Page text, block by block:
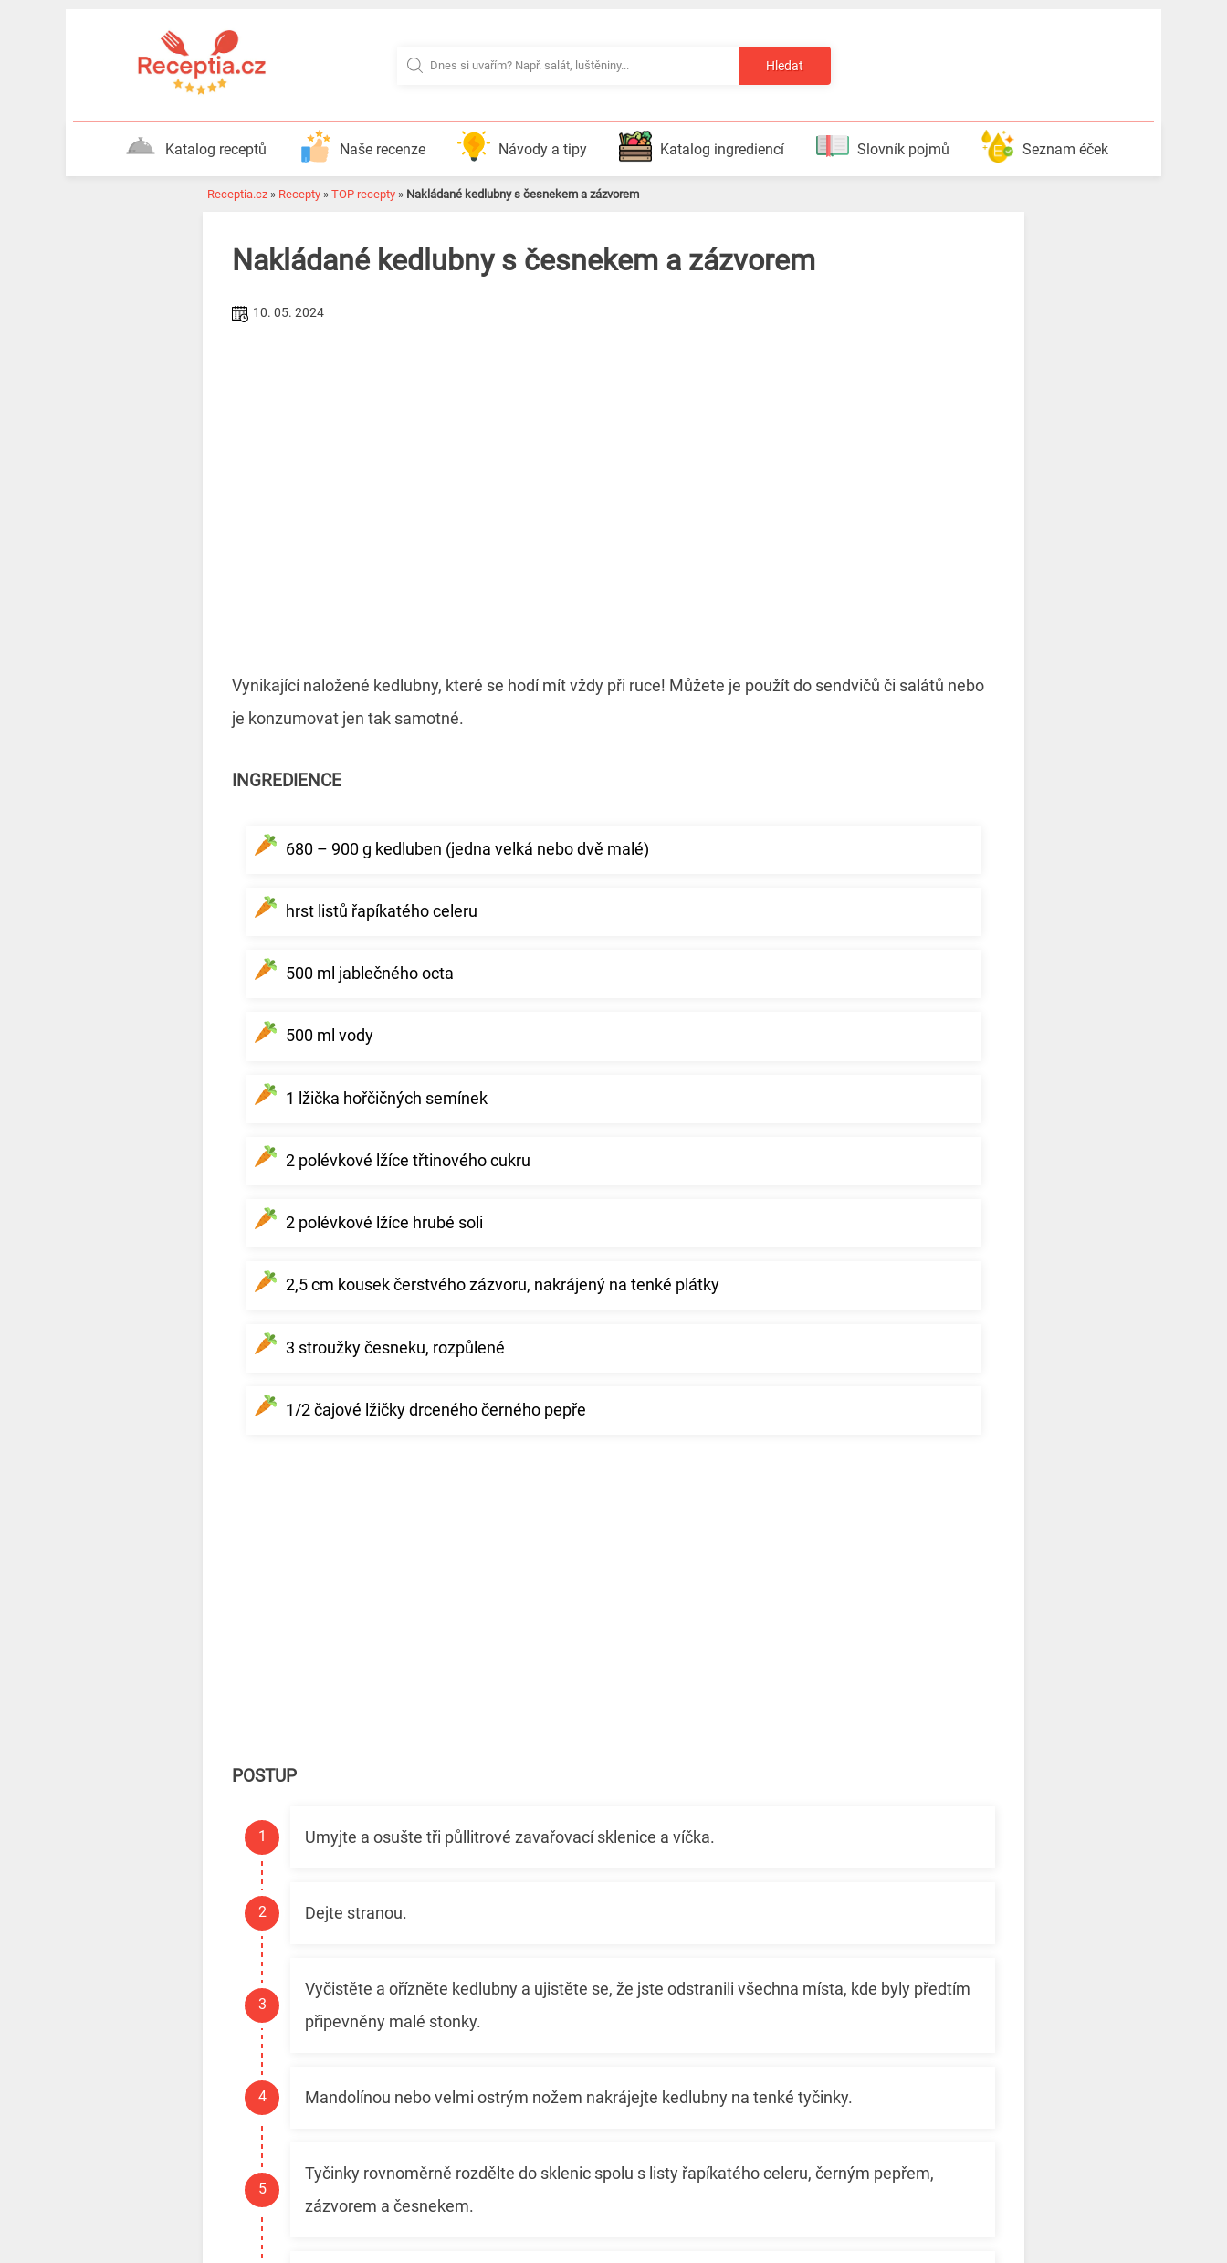
Hledat
Katalog receptů Naše recenze Návody a tipy Katalog ingrediencí Slovník pojmů Seznam éček
Receptia.cz » Recepty » TOP recepty » Nakládané kedlubny s česnekem a zázvorem
Nakládané kedlubny s česnekem a zázvorem
10. 05. 2024
Vynikající naložené kedlubny, které se hodí mít vždy při ruce! Můžete je použít do sendvičů či salátů nebo
je konzumovat jen tak samotné.
INGREDIENCE
680 – 900 g kedluben (jedna velká nebo dvě malé)
hrst listů řapíkatého celeru
500 ml jablečného octa
500 ml vody
1 lžička hořčičných semínek
2 polévkové lžíce třtinového cukru
2 polévkové lžíce hrubé soli
2,5 cm kousek čerstvého zázvoru, nakrájený na tenké plátky
3 stroužky česneku, rozpůlené
1/2 čajové lžičky drceného černého pepře
POSTUP
Umyjte a osušte tři půllitrové zavařovací sklenice a víčka.
Dejte stranou.
Vyčistěte a ořízněte kedlubny a ujistěte se, že jste odstranili všechna místa, kde byly předtím
připevněny malé stonky.
Mandolínou nebo velmi ostrým nožem nakrájejte kedlubny na tenké tyčinky.
Tyčinky rovnoměrně rozdělte do sklenic spolu s listy řapíkatého celeru, černým pepřem,
zázvorem a česnekem.